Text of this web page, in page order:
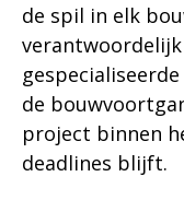
de spil in elk
de
project binnen
deadlines blijft.